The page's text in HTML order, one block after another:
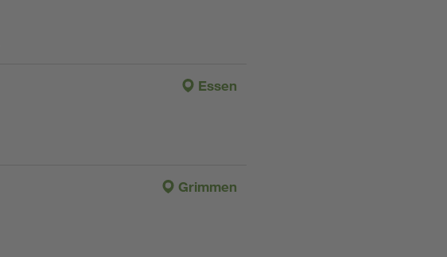
Essen
Grimmen